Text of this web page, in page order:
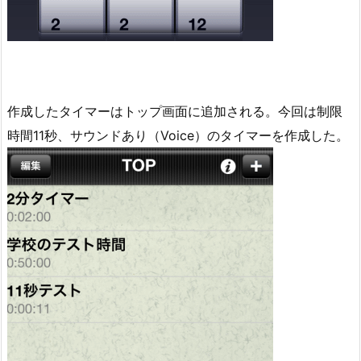
作成したタイマーはトップ画面に追加される。今回は制限
時間11秒、サウンドあり（Voice）のタイマーを作成した。